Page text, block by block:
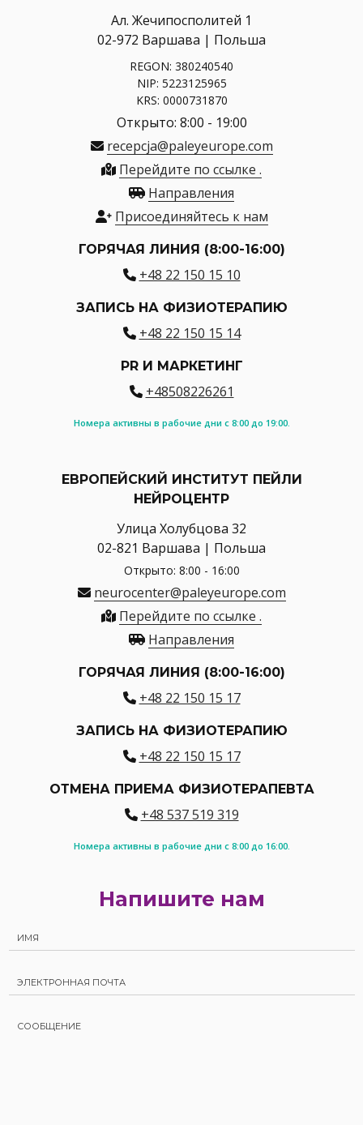
Ал. Жечипосполитей 1
02-972 Варшава | Польша
REGON: 380240540
NIP: 5223125965
KRS: 0000731870
Открыто: 8:00 - 19:00
recepcja@paleyeurope.com
Перейдите по ссылке .
Направления
Присоединяйтесь к нам
ГОРЯЧАЯ ЛИНИЯ (8:00-16:00)
+48 22 150 15 10
ЗАПИСЬ НА ФИЗИОТЕРАПИЮ
+48 22 150 15 14
PR И МАРКЕТИНГ
+48508226261
Номера активны в рабочие дни с 8:00 до 19:00.
ЕВРОПЕЙСКИЙ ИНСТИТУТ ПЕЙЛИ
НЕЙРОЦЕНТР
Улица Холубцова 32
02-821 Варшава | Польша
Открыто: 8:00 - 16:00
neurocenter@paleyeurope.com
Перейдите по ссылке .
Направления
ГОРЯЧАЯ ЛИНИЯ (8:00-16:00)
+48 22 150 15 17
ЗАПИСЬ НА ФИЗИОТЕРАПИЮ
+48 22 150 15 17
ОТМЕНА ПРИЕМА ФИЗИОТЕРАПЕВТА
+48 537 519 319
Номера активны в рабочие дни с 8:00 до 16:00.
Напишите нам